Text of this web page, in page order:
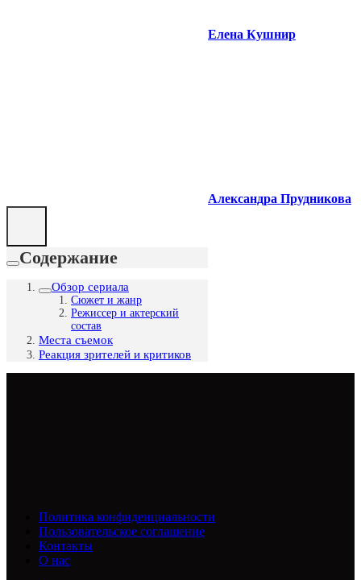
Елена Кушнир
Александра Прудникова
Содержание
Обзор сериала
Сюжет и жанр
Режиссер и актерский
состав
Места съемок
Реакция зрителей и критиков
Политика конфиденциальности
Пользовательское соглашение
Контакты
О нас